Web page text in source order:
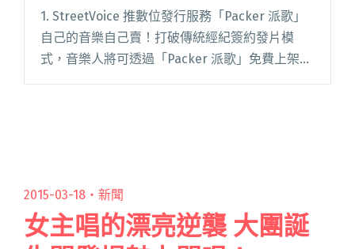
1. StreetVoice 推數位發行服務「Packer 派歌」
自己的音樂自己賣！打破傳統經紀簽約發片模
式，音樂人將可透過「Packer 派歌」免費上架個
2015-03-18・ 新聞
女主唱的漂亮逆襲 大團誕